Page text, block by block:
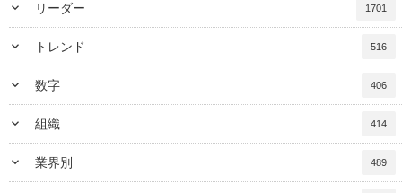
keyboard_arrow_down リーダー 1701
keyboard_arrow_down トレンド 516
keyboard_arrow_down 数字 406
keyboard_arrow_down 組織 414
keyboard_arrow_down 業界別 489